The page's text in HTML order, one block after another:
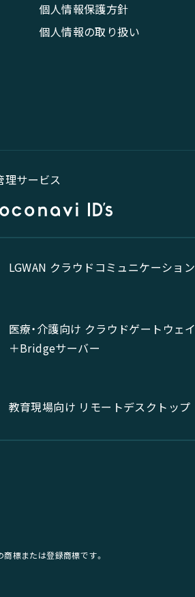
個人情報保護方針
個人情報の取り扱い
理サービス
LGWAN クラウドコミュニケーション
医療・介護向け クラウドゲートウェイ
＋Bridgeサーバー
教育現場向け リモートデスクトップ
商標または登録商標です。